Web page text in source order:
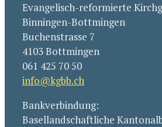
Evangelisch-reformierte
Binningen-Bottmingen
Buchenstrasse 7
4103 Bottmingen
061 425 70 50
info@kgbb.ch
Bankverbindung:
Basellandschaftliche